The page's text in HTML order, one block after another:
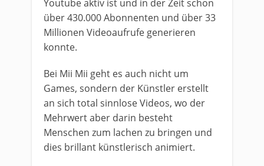
Youtube aktiv ist und in der Zeit schon
über 430.000 Abonnenten und über 33
Millionen Videoaufrufe generieren
konnte.
Bei Mii Mii geht es auch nicht um
Games, sondern der Künstler erstellt
an sich total sinnlose Videos, wo der
Mehrwert aber darin besteht
Menschen zum lachen zu bringen und
dies brillant künstlerisch animiert.